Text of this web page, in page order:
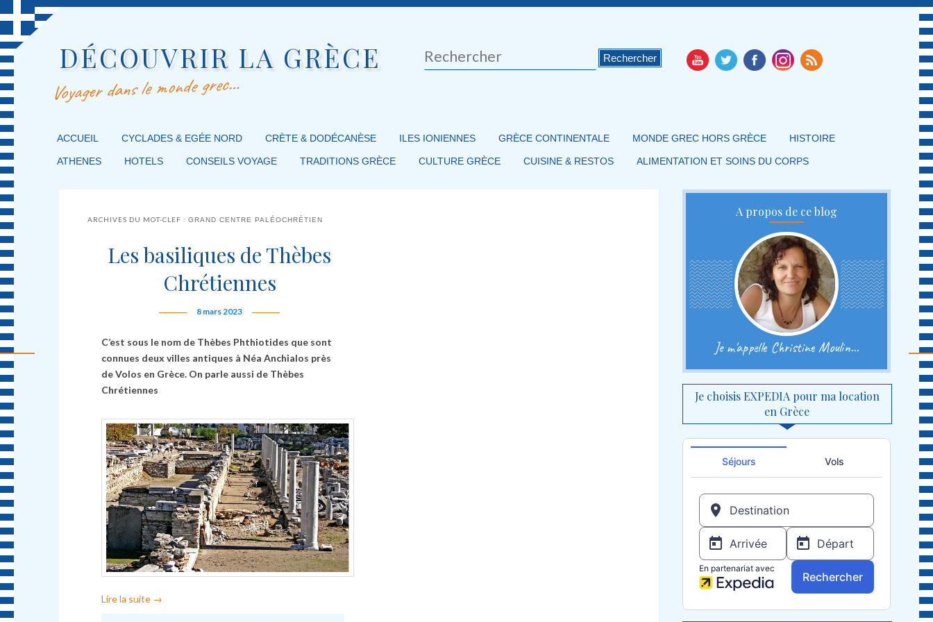
DÉCOUVRIR LA GRÈCE
Voyager dans le monde grec…
Rechercher
MENU PRINCIPAL
MASQUER LA NAVIGATION PRINCIPALE
MASQUER LA NAVIGATION SECONDAIRE
ACCUEIL CYCLADES & EGÉE NORD CRÈTE & DODÉCANÈSE ILES IONIENNES GRÈCE CONTINENTALE MONDE GREC HORS GRÈCE HISTOIRE
ATHENES HOTELS CONSEILS VOYAGE TRADITIONS GRÈCE CULTURE GRÈCE CUISINE & RESTOS ALIMENTATION ET SOINS DU CORPS
ARCHIVES DU MOT-CLEF :GRAND CENTRE PALÉOCHRÉTIEN
Les basiliques de Thèbes
Chrétiennes
8 mars 2023
C’est sous le nom de Thèbes Phthiotides que sont
connues deux villes antiques à Néa Anchialos près
de Volos en Grèce. On parle aussi de Thèbes
Chrétiennes
Lire la suite →
A propos de ce blog
Je m'appelle Christine Moulin...
Je choisis EXPEDIA pour ma location
en Grèce